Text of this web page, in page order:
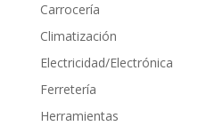
Carrocería
Climatización
Electricidad/Electrónica
Ferretería
Herramientas